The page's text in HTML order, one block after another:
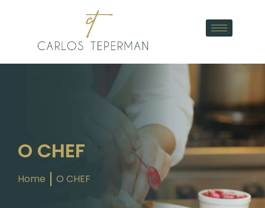
O CHEF
Home O CHEF